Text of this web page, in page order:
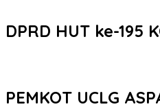
DPRD HUT ke-195
PEMKOT UCLG